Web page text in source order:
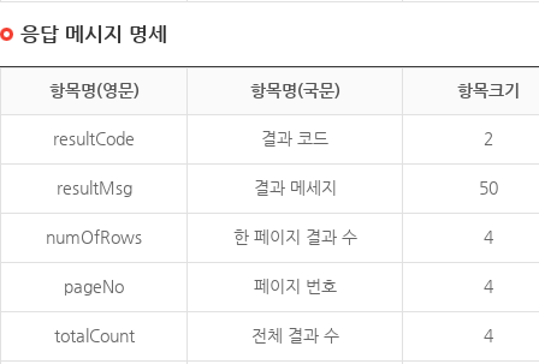
응답 메시지 명세
항목명(영문) 항목명(국문) 항목크기
resultCode 결과 코드 2
resultMsg 결과 메세지 50
numOfRows 한 페이지 결과 수 4
pageNo 페이지 번호 4
totalCount 전체 결과 수 4